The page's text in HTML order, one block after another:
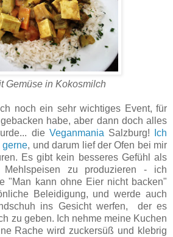
Gemüse in Kokosmilch
noch ein sehr wichtiges Event, für
habe, aber dann doch alles
die Veganmania Salzburg!
Ich
gerne, und darum lief der Ofen bei mir
Es gibt kein besseres Gefühl als
Mehlspeisen zu produzieren - ich
"Man kann ohne Eier nicht backen"
Beleidigung, und werde auch
ins Gesicht werfen, der es
zu geben. Ich nehme meine Kuchen
Rache wird zuckersüß und klebrig